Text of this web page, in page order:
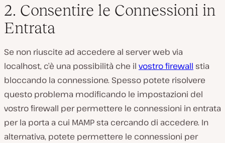
2. Consentire le Connessioni in
Entrata
Se non riuscite ad accedere al server web via
localhost, c’è una possibilità che il vostro firewall stia
bloccando la connessione. Spesso potete risolvere
questo problema modificando le impostazioni del
vostro firewall per permettere le connessioni in entrata
per la porta a cui MAMP sta cercando di accedere. In
alternativa, potete permettere le connessioni per